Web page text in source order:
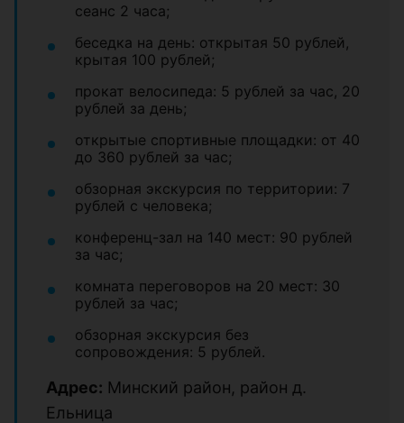
сеанс 2 часа;
беседка на день: открытая 50 рублей,
крытая 100 рублей;
прокат велосипеда: 5 рублей за час, 20
рублей за день;
открытые спортивные площадки: от 40
до 360 рублей за час;
обзорная экскурсия по территории: 7
рублей с человека;
конференц-зал на 140 мест: 90 рублей
за час;
комната переговоров на 20 мест: 30
рублей за час;
обзорная экскурсия без
сопровождения: 5 рублей.
Адрес: Минский район, район д.
Ельница